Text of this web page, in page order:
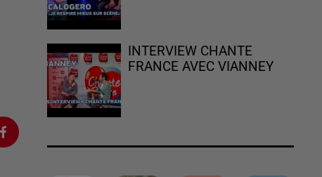
INTERVIEW CHANTE
FRANCE AVEC VIANNEY